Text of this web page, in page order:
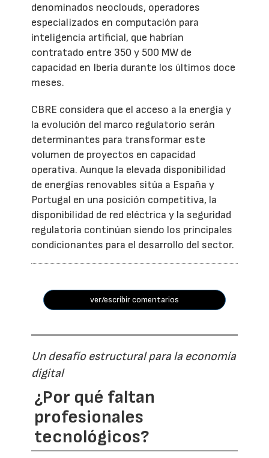
denominados neoclouds, operadores
especializados en computación para
inteligencia artificial, que habrían
contratado entre 350 y 500 MW de
capacidad en Iberia durante los últimos doce
meses.
CBRE considera que el acceso a la energía y
la evolución del marco regulatorio serán
determinantes para transformar este
volumen de proyectos en capacidad
operativa. Aunque la elevada disponibilidad
de energías renovables sitúa a España y
Portugal en una posición competitiva, la
disponibilidad de red eléctrica y la seguridad
regulatoria continúan siendo los principales
condicionantes para el desarrollo del sector.
ver/escribir comentarios
Un desafío estructural para la economía
digital
¿Por qué faltan
profesionales
tecnológicos?